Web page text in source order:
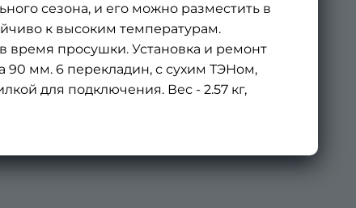
сезона, и его можно разместить в
к высоким температурам.
просушки. Установка и ремонт
90 мм. 6 перекладин, с сухим ТЭНом,
для подключения. Вес - 2.57 кг,